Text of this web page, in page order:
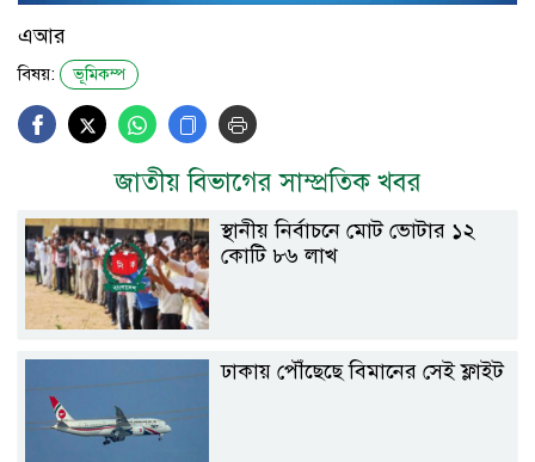
এআর
বিষয়: ভূমিকম্প
জাতীয় বিভাগের সাম্প্রতিক খবর
স্থানীয় নির্বাচনে মোট ভোটার ১২
কোটি ৮৬ লাখ
ঢাকায় পৌঁছেছে বিমানের সেই ফ্লাইট